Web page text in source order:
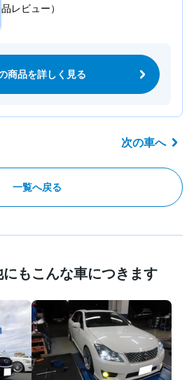
品レビュー）
商品を詳しく見る
一覧へ戻る
次の車へ
もこんな車につきます